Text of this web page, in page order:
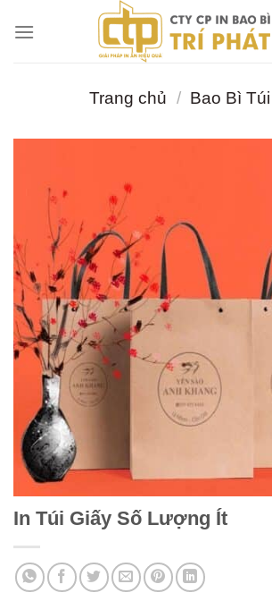
đến
Trang chủ / Bao Bì
In Túi Giấy Số Lượng Ít